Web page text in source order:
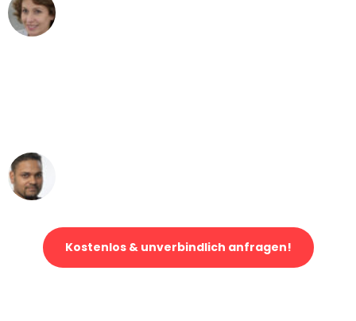
Kostenlos & unverbindlich anfragen!